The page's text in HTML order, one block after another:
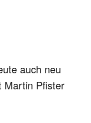
auch neu
Martin Pfister